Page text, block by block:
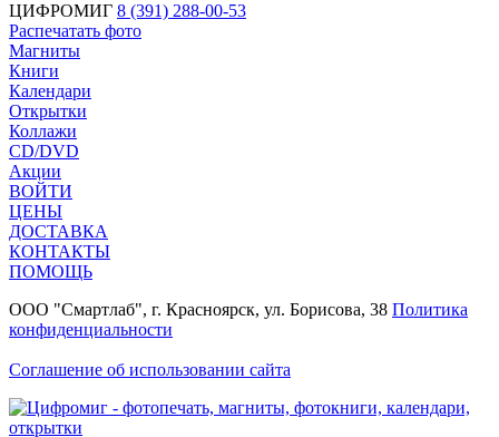
ЦИФРОМИГ 8 (391) 288-00-53
Распечатать фото
Магниты
Книги
Календари
Открытки
Коллажи
CD/DVD
Акции
ВОЙТИ
ЦЕНЫ
ДОСТАВКА
КОНТАКТЫ
ПОМОЩЬ
ООО "Смартлаб", г. Красноярск, ул. Борисова, 38 Политика
конфиденциальности
Соглашение об использовании сайта